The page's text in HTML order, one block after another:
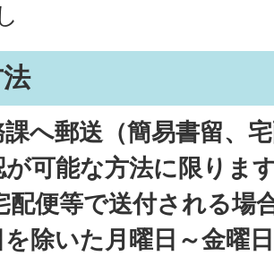
へ郵送（簡易書留、
が可能な方法に限りま
配便等で送付される場
を除いた月曜日～金曜